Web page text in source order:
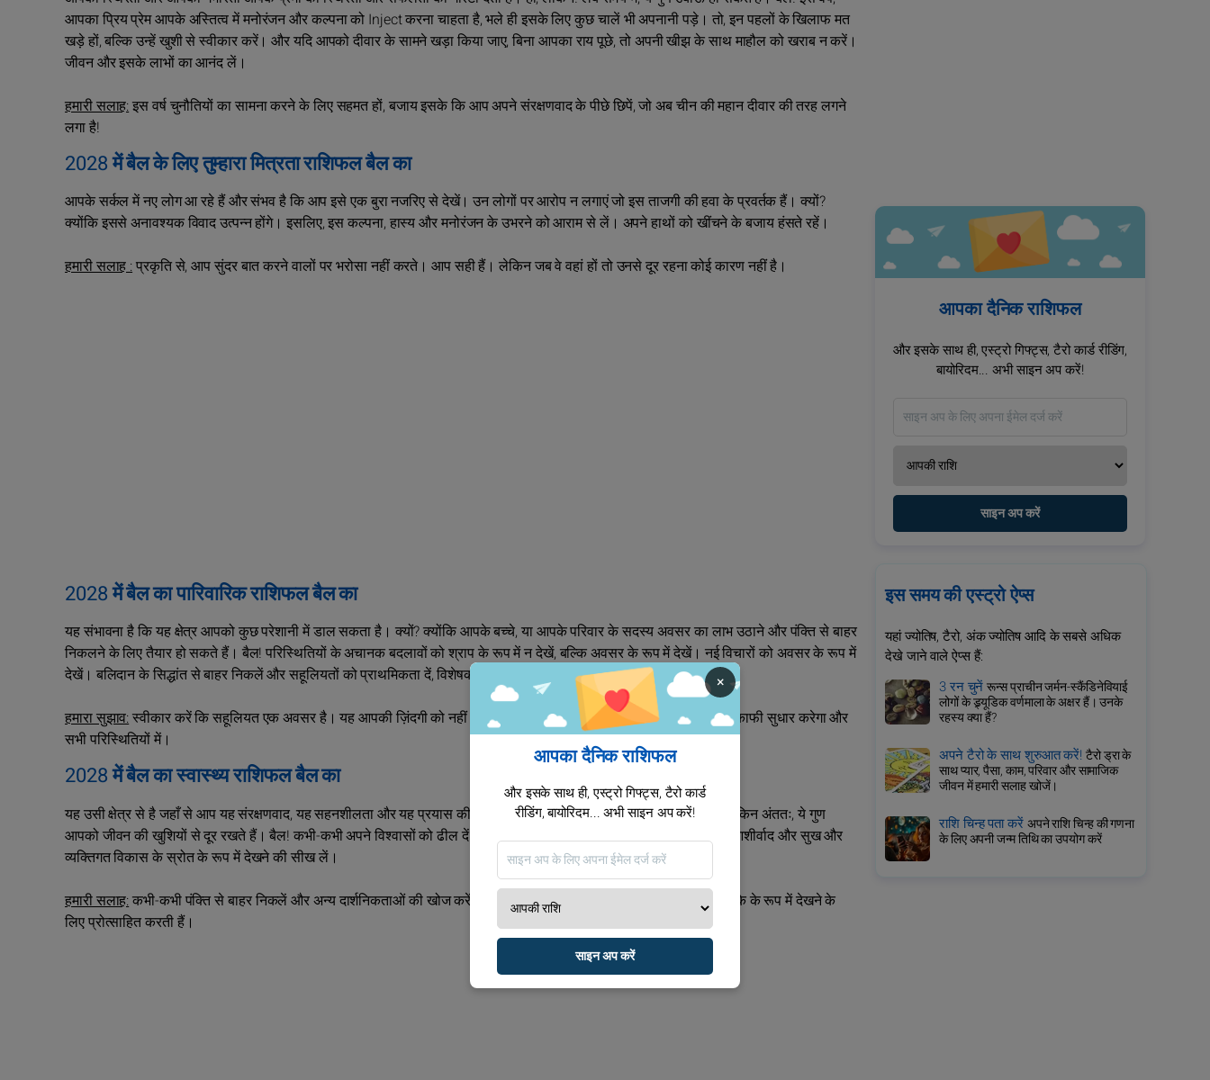
आपका प्रिय प्रेम आपके अस्तित्व में मनोरंजन और कल्पना को Inject करना चाहता है, भले ही इसके लिए कुछ चालें भी अपनानी पड़े। तो, इन पहलों के खिलाफ मत
खड़े हों, बल्कि उन्हें खुशी से स्वीकार करें। और यदि आपको दीवार के सामने खड़ा किया जाए, बिना आपका राय पूछे, तो अपनी खीझ के साथ माहौल को खराब न करें।
जीवन और इसके लाभों का आनंद लें।
हमारी सलाह:इस वर्ष चुनौतियों का सामना करने के लिए सहमत हों, बजाय इसके कि आप अपने संरक्षणवाद के पीछे छिपें, जो अब चीन की महान दीवार की तरह लगने
लगा है!
2028 में बैल के लिए तुम्हारा मित्रता राशिफल बैल का
आपके सर्कल में नए लोग आ रहे हैं और संभव है कि आप इसे एक बुरा नजरिए से देखें। उन लोगों पर आरोप न लगाएं जो इस ताजगी की हवा के प्रवर्तक हैं। क्यों?
क्योंकि इससे अनावश्यक विवाद उत्पन्न होंगे। इसलिए, इस कल्पना, हास्य और मनोरंजन के उभरने को आराम से लें। अपने हाथों को खींचने के बजाय हंसते रहें।
हमारी सलाह :प्रकृति से, आप सुंदर बात करने वालों पर भरोसा नहीं करते। आप सही हैं। लेकिन जब वे वहां हों तो उनसे दूर रहना कोई कारण नहीं है।
2028 में बैल का पारिवारिक राशिफल बैल का
यह संभावना है कि यह क्षेत्र आपको कुछ परेशानी में डाल सकता है। क्यों? क्योंकि आपके बच्चे, या आपके परिवार के सदस्य अवसर का लाभ उठाने और पंक्ति से बाहर
निकलने के लिए तैयार हो सकते हैं। बैल! परिस्थितियों के अचानक बदलावों को श्राप के रूप में न देखें, बल्कि अवसर के रूप में देखें। नई विचारों को अवसर के रूप में
देखें। बलिदान के सिद्धांत से बाहर निकलें और सहूलियतों को प्राथमिकता दें, विशेषकर जब वे सामने आएं।
हमारा सुझाव:स्वीकार करें कि सहूलियत एक अवसर है। यह आपकी ज़िंदगी को नहीं बदलेगा, लेकिन आपके परिवार के साथ आपके रिश्तों में काफी सुधार करेगा और
सभी परिस्थितियों में।
2028 में बैल का स्वास्थ्य राशिफल बैल का
यह उसी क्षेत्र से है जहाँ से आप यह संरक्षणवाद, यह सहनशीलता और यह प्रयास की भावना प्राप्त करते हैं जो आपको विशिष्ट बनाती है। लेकिन अंततः, ये गुण
आपको जीवन की खुशियों से दूर रखते हैं। बैल! कभी-कभी अपने विश्वासों को ढील दें। यह न सोचें कि आसानी एक अशुभ पक्षी है। इसे एक आशीर्वाद और सुख और
व्यक्तिगत विकास के स्रोत के रूप में देखने की सीख लें।
हमारी सलाह:कभी-कभी पंक्ति से बाहर निकलें और अन्य दार्शनिकताओं की खोज करें और विशेष रूप से, वे जो आसानी को एक भाग्यशाली मौके के रूप में देखने के
लिए प्रोत्साहित करती हैं।
आपका दैनिक राशिफल
और इसके साथ ही, एस्ट्रो गिफ्ट्स, टैरो कार्ड रीडिंग,
बायोरिदम... अभी साइन अप करें!
साइन अप करें
इस समय की एस्ट्रो ऐप्स
यहां ज्योतिष, टैरो, अंक ज्योतिष आदि के सबसे अधिक
देखे जाने वाले ऐप्स हैं:
3 रन चुनेंरून्स प्राचीन जर्मन-स्कैंडिनेवियाई
लोगों के ड्र्यूडिक वर्णमाला के अक्षर हैं। उनके
रहस्य क्या हैं?
अपने टैरो के साथ शुरुआत करें!टैरो ड्रा के
साथ प्यार, पैसा, काम, परिवार और सामाजिक
जीवन में हमारी सलाह खोजें।
राशि चिन्ह पता करेंअपने राशि चिन्ह की गणना
के लिए अपनी जन्म तिथि का उपयोग करें
×
आपका दैनिक राशिफल
और इसके साथ ही, एस्ट्रो गिफ्ट्स, टैरो कार्ड
रीडिंग, बायोरिदम... अभी साइन अप करें!
साइन अप करें